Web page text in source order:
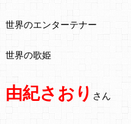
世界のエンターテナー
世界の歌姫
由紀さおり さん